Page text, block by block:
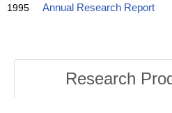
1995 Annual Research Report
Research